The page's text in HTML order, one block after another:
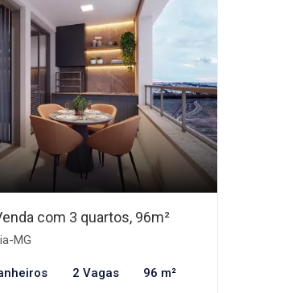
com 3 quartos, 96m²
MG
2 Vagas 96 m²